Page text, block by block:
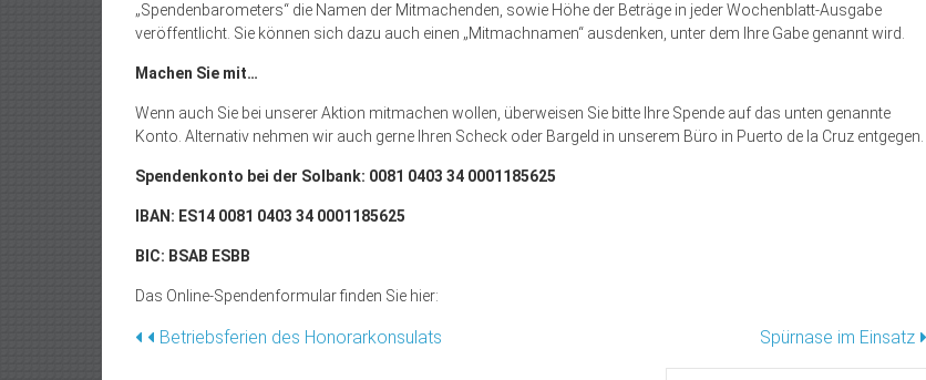
„Spendenbarometers“ die Namen der Mitmachenden, sowie Höhe der Beträge in jeder Wochenblatt-Ausgabe
veröffentlicht. Sie können sich dazu auch einen „Mitmachnamen“ ausdenken, unter dem Ihre Gabe genannt wird.
Machen Sie mit…
Wenn auch Sie bei unserer Aktion mitmachen wollen, überweisen Sie bitte Ihre Spende auf das unten genannte
Konto. Alternativ nehmen wir auch gerne Ihren Scheck oder Bargeld in unserem Büro in Puerto de la Cruz entgegen.
Spendenkonto bei der Solbank: 0081 0403 34 0001185625
IBAN: ES14 0081 0403 34 0001185625
BIC: BSAB ESBB
Das Online-Spendenformular finden Sie hier:
Beitragsnavigation
Betriebsferien des Honorarkonsulats Spürnase im Einsatz